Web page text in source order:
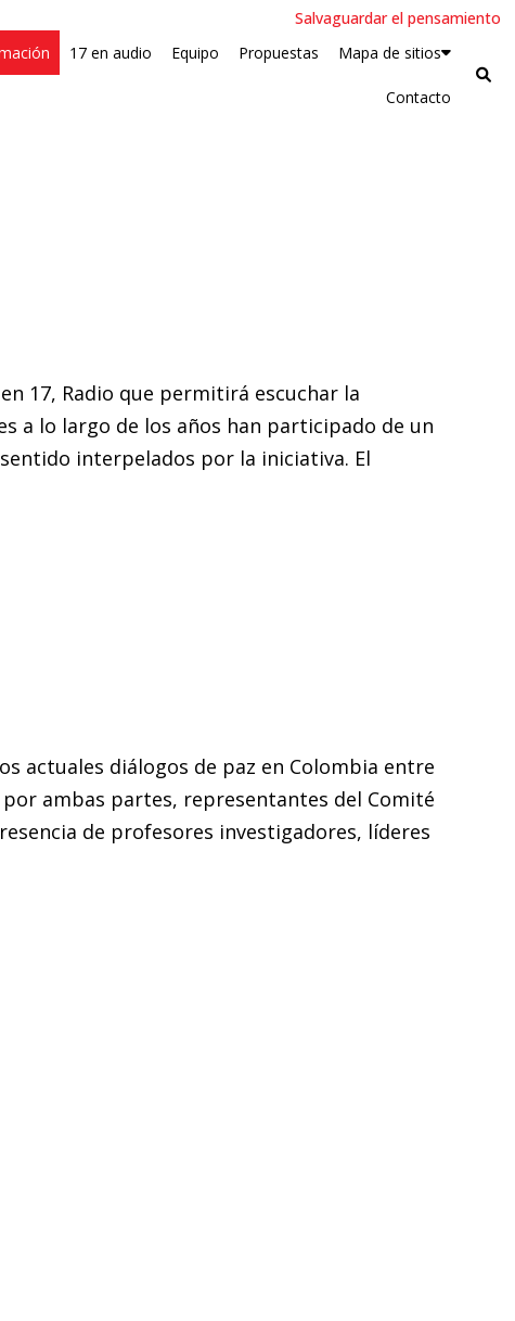
Salvaguardar el pensamiento
17 en audio Equipo Propuestas Mapa de sitios
Contacto
17, Radio que permitirá escuchar la
a lo largo de los años han participado de un
interpelados por la iniciativa. El
actuales diálogos de paz en Colombia entre
ambas partes, representantes del Comité
de profesores investigadores, líderes